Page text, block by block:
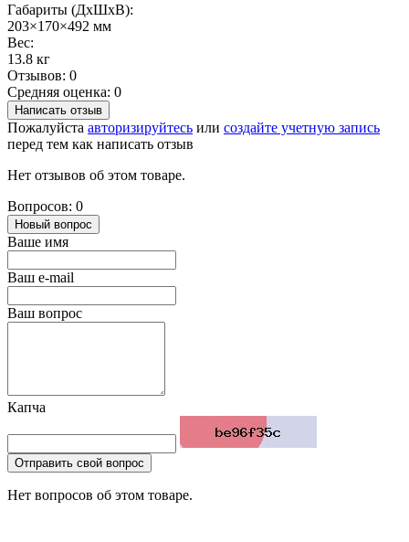
Габариты (ДхШхВ):
203×170×492 мм
Вес:
13.8 кг
Отзывов: 0
Средняя оценка: 0
Написать отзыв
Пожалуйста авторизируйтесь или создайте учетную запись
перед тем как написать отзыв
Нет отзывов об этом товаре.
Вопросов: 0
Новый вопрос
Ваше имя
Ваш e-mail
Ваш вопрос
Капча
Отправить свой вопрос
Нет вопросов об этом товаре.